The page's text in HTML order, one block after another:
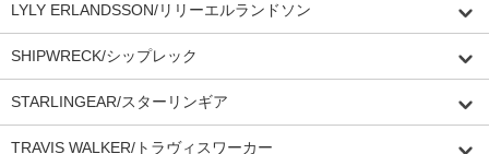
LYLY ERLANDSSON/リリーエルランドソン
SHIPWRECK/シップレック
STARLINGEAR/スターリンギア
TRAVIS WALKER/トラヴィスワーカー